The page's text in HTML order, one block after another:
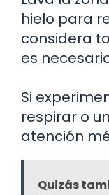
hielo para
considera
es
Si
respirar o
atención
Quizás